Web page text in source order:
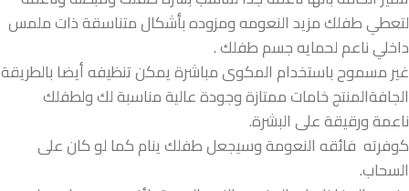
لتعطي طفلك مزيد النعومه ومزوده بأشكال متناسقة ذات ملمس
داخلي ناعم لحمايه جسم طفلك .
غير مسموح باستخدام المكوى مباشرة يمكن تنظيفه أيضا بالطريقة
الجافةالمنتج خامات ممتازة وجودة عالية مناسبة لك ولطفلك
ناعمة ورقيقة على البشرة.
كوفرته فائقه النعومة وسيجعل طفلك ينام كما لو كان على
السحاب.